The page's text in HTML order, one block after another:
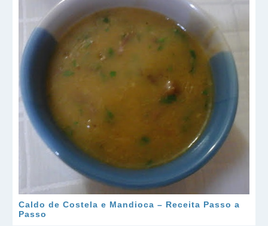
Caldo de Costela e Mandioca – Receita Passo a
Passo